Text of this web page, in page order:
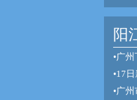
阳
•广
•17
•广